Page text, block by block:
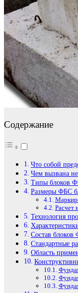
Содержание
Что собой
Чем вызвана
Типы блоков
Размеры ФБС
Расчет
Технология
Состав блоков
Стандартные
Область